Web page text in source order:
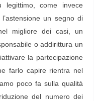
come invece
un segno di
migliore dei casi, un
o addirittura un
la partecipazione
farlo capire rientra nel
poco fa sulla qualità
del numero dei